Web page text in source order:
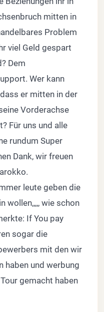
mitten in
Problem
viel Geld gespart
Dem
Wer kann
er mitten in der
Vorderachse
Für uns und alle
rundum Super
Dank, wir freuen
leute geben die
wollen,,,,, wie schon
If You pay
sogar die
mit den wir
haben und werbung
gemacht haben